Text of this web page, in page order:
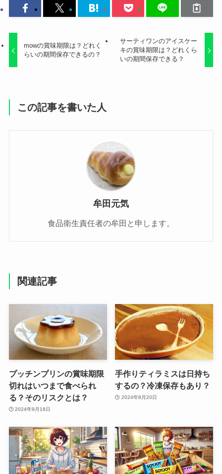
mowの賞味期限は？どれく
らいの期間保存できるの？
サーティワンのアイスケー
キの賞味期限は？どれくら
いの期間保存できる？
この記事を書いた人
牟田元気
食品衛生責任者の牟田と申します。
関連記事
プッチンプリンの賞味期限
切れはいつまで食べられ
る？そのリスクとは？
2024年9月18日
手作りティラミスは日持ち
するの？冷凍保存もあり？
2024年8月20日